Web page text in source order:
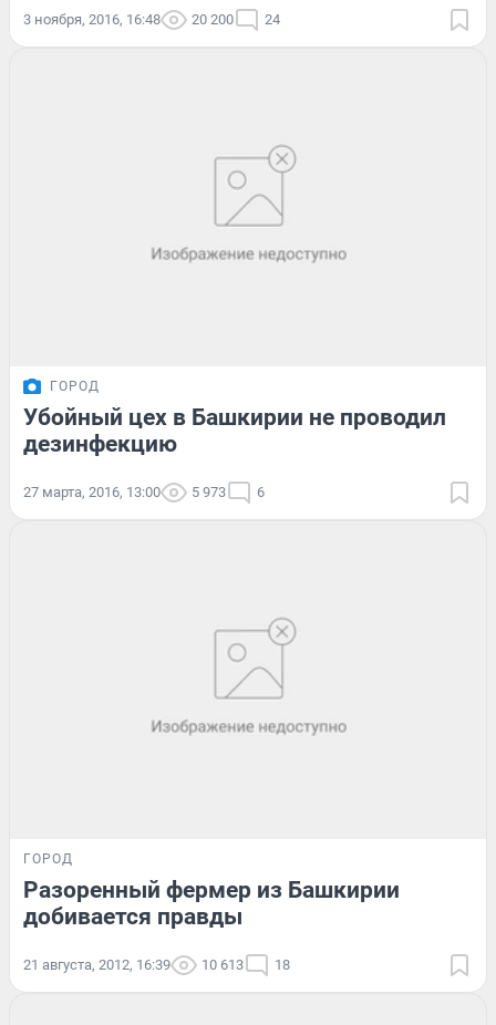
3 ноября, 2016, 16:48 20 200 24
ГОРОД
Убойный цех в Башкирии не проводил
дезинфекцию
27 марта, 2016, 13:00 5 973 6
ГОРОД
Разоренный фермер из Башкирии
добивается правды
21 августа, 2012, 16:39 10 613 18